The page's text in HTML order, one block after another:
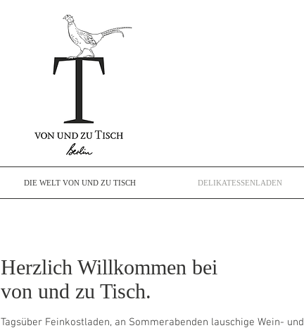
DIE WELT VON UND ZU TISCH DELIKATESSENLADEN
Herzlich Willkommen bei
von und zu Tisch.
Tagsüber Feinkostladen, an Sommerabenden lauschige Wein- und